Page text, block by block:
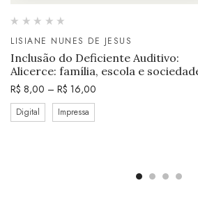
LISIANE NUNES DE JESUS
Inclusão do Deficiente Auditivo:
Alicerce: família, escola e
R$ 8,00 – R$ 16,00
Digital Impressa